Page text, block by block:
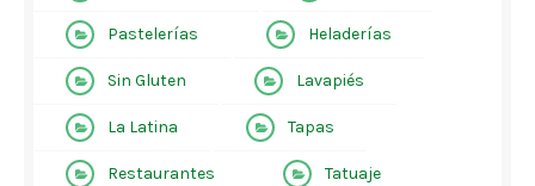
Pastelerías Heladerías
Sin Gluten Lavapiés
La Latina Tapas
Restaurantes Tatuaje